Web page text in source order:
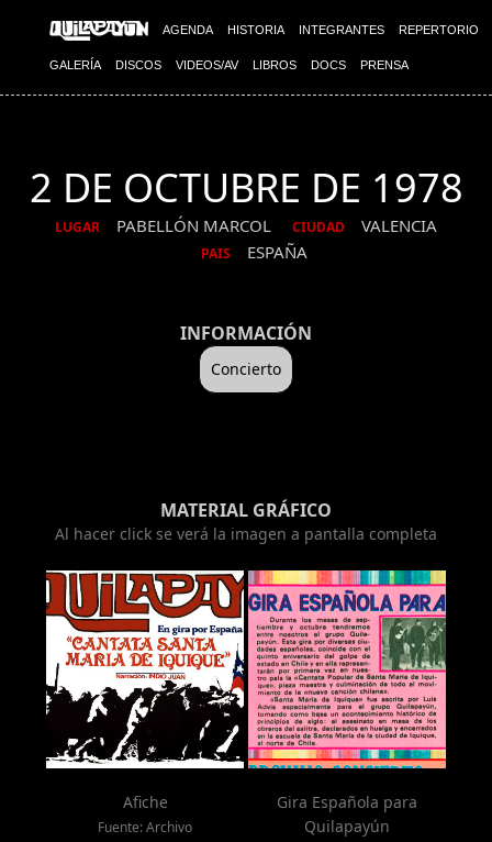
AGENDA HISTORIA INTEGRANTES REPERTORIO
GALERÍA DISCOS VIDEOS/AV LIBROS DOCS PRENSA
2 DE OCTUBRE DE 1978
LUGAR PABELLÓN MARCOL CIUDAD VALENCIA
PAIS ESPAÑA
INFORMACIÓN
Concierto
MATERIAL GRÁFICO
Al hacer click se verá la imagen a pantalla completa
Afiche
Fuente: Archivo
Gira Española para
Quilapayún